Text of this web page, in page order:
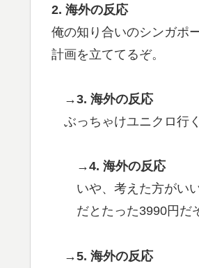
2. 海外の反応
俺の知り合いのシンガポ
計画を立ててるぞ。
→3. 海外の反応
ぶっちゃけユニクロ行
→4. 海外の反応
いや、考えた方がい
だとたった3990円だ
→5. 海外の反応